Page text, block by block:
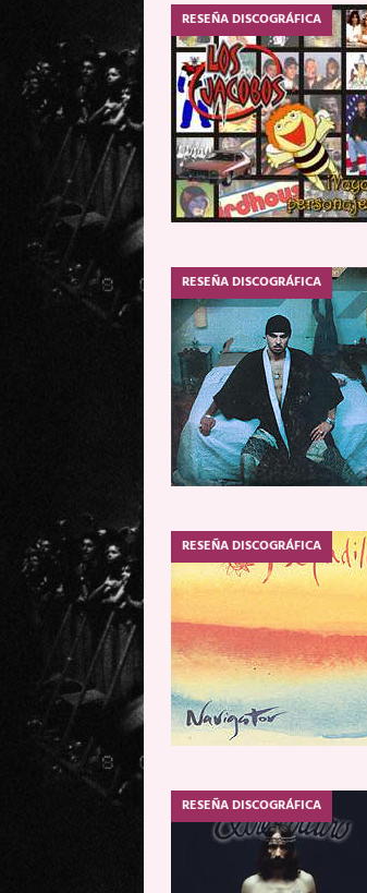
RESEÑA DISCOGRÁFICA
RESEÑA DISCOGRÁFICA
RESEÑA DISCOGRÁFICA
RESEÑA DISCOGRÁFICA